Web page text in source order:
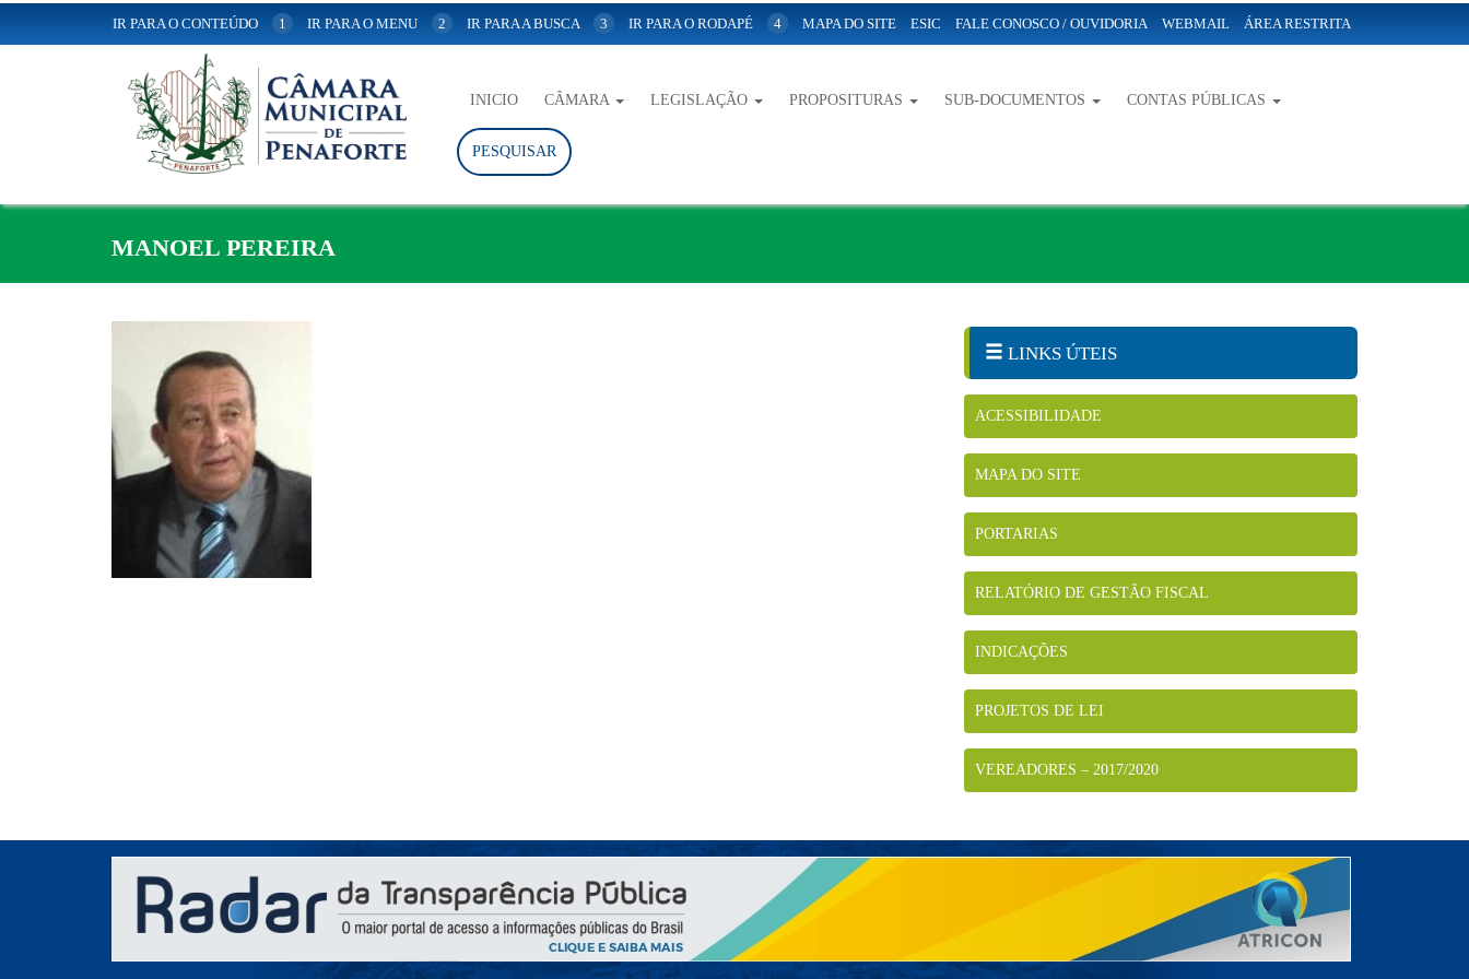
IR PARA O CONTEÚDO 1 IR PARA O MENU 2 IR PARA A BUSCA 3 IR PARA O RODAPÉ 4 MAPA DO SITE ESIC FALE CONOSCO / OUVIDORIA WEBMAIL ÁREA RESTRITA
INICIO CÂMARA LEGISLAÇÃO PROPOSITURAS SUB-DOCUMENTOS CONTAS PÚBLICAS
PESQUISAR
MANOEL PEREIRA
LINKS ÚTEIS
ACESSIBILIDADE
MAPA DO SITE
PORTARIAS
RELATÓRIO DE GESTÃO FISCAL
INDICAÇÕES
PROJETOS DE LEI
VEREADORES – 2017/2020